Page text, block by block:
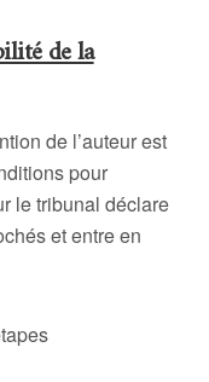
de la
de l’auteur est
pour
le tribunal déclare
et entre en